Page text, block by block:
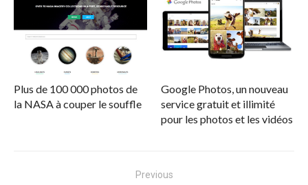
Plus de 100 000 photos de
la NASA à couper le souffle
Google Photos, un nouveau
service gratuit et illimité
pour les photos et les vidéos
Previous